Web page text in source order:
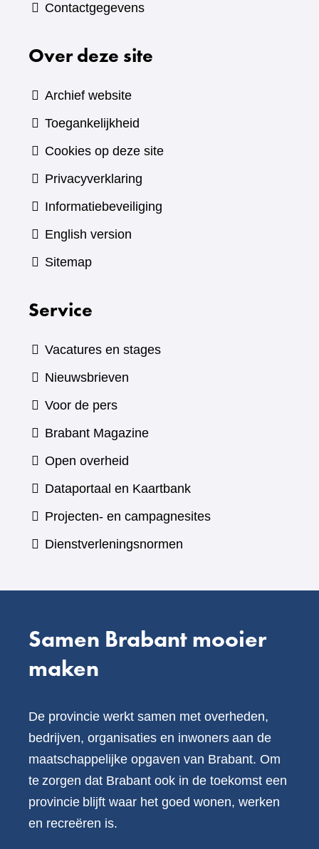
Contactgegevens
Over deze site
Archief website
Toegankelijkheid
Cookies op deze site
Privacyverklaring
Informatiebeveiliging
English version
Sitemap
Service
Vacatures en stages
Nieuwsbrieven
Voor de pers
Brabant Magazine(verwijst
andere
website)
Open overheid
Dataportaal en Kaartbank(verwijst
naar
Projecten- en campagnesites
Dienstverleningsnormen
Samen Brabant mooier
maken
De provincie werkt samen met overheden,
bedrijven, organisaties en inwoners aan de
maatschappelijke opgaven van Brabant. Om
te zorgen dat Brabant ook in de toekomst een
provincie blijft waar het goed wonen, werken
en recreëren is.